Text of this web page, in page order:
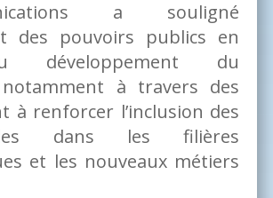
a souligné
des pouvoirs publics en
développement du
à travers des
à renforcer l’inclusion des
dans les filières
et les nouveaux métiers